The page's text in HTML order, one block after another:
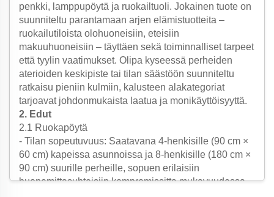
penkki, lamppupöytä ja ruokailtuoli. Jokainen tuote on
suunniteltu parantamaan arjen elämistuotteita –
ruokailutiloista olohuoneisiin, eteisiin
makuuhuoneisiin – täyttäen sekä toiminnalliset tarpeet
että tyylin vaatimukset. Olipa kyseessä perheiden
aterioiden keskipiste tai tilan säästöön suunniteltu
ratkaisu pieniin kulmiin, kalusteen alakategoriat
tarjoavat johdonmukaista laatua ja monikäyttöisyyttä.
2. Edut
2.1 Ruokapöytä
- Tilan sopeutuvuus: Saatavana 4-henkisille (90 cm ×
60 cm) kapeissa asunnoissa ja 8-henkisille (180 cm ×
90 cm) suurille perheille, sopuen erilaisiin
huonemittasuhteisiin kompromissitta mukavuudessa.